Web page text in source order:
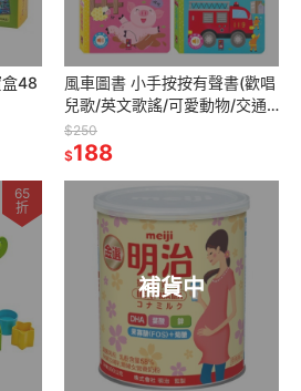
盒48
風車圖書 小手按按有聲書(歡唱
兒歌/英文歌謠/可愛動物/交通
工具)
$250
$188
65
折
補貨中